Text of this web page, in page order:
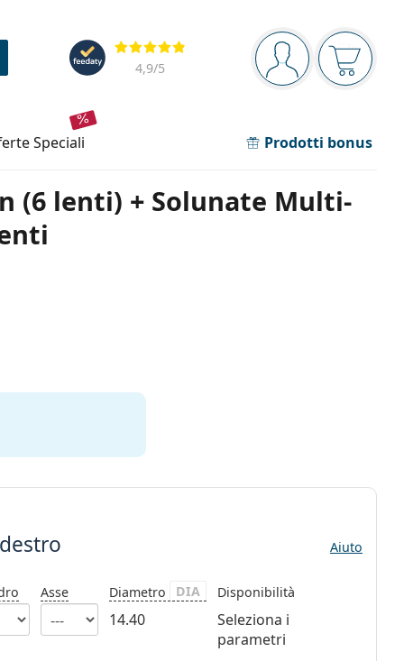
Barra di navigazione
sei connesso
Il
Valutazione
4,9/5
speciali Prodotti bonus
(6 lenti) + Solunate Multi-
Aiuto
Asse Diametro DIA
14.40
Disponibilità
Seleziona i
parametri